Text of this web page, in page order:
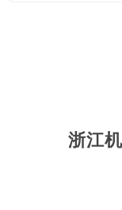
浙江